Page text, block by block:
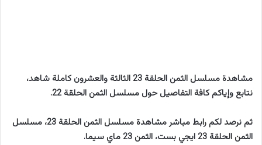
مشاهدة مسلسل الثمن الحلقة 23 الثالثة والعشرون كاملة شاهد،
نتابع وإياكم كافة التفاصيل حول مسلسل الثمن الحلقة 22.
ثم نرصد لكم رابط مباشر مشاهدة مسلسل الثمن الحلقة 23، مسلسل
الثمن الحلقة 23 ايجي بست، الثمن 23 ماي سيما.